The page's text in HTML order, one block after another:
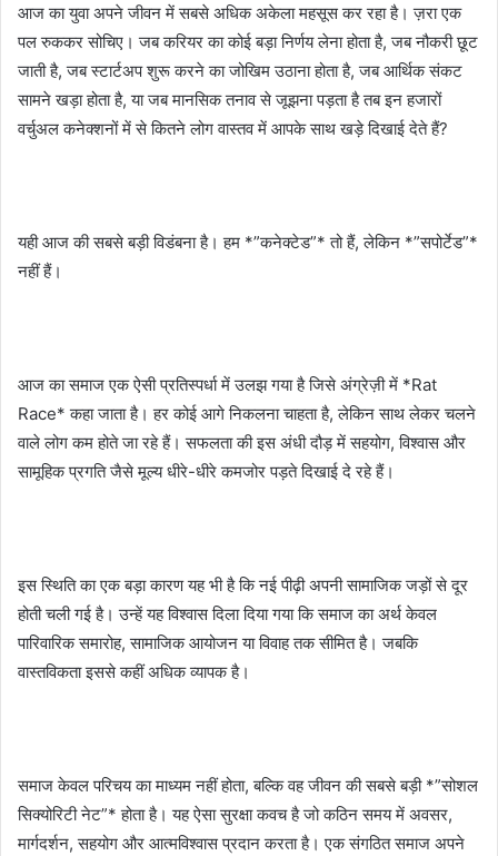
आज का युवा अपने जीवन में सबसे अधिक अकेला महसूस कर रहा है। ज़रा एक
पल रुककर सोचिए। जब करियर का कोई बड़ा निर्णय लेना होता है, जब नौकरी छूट
जाती है, जब स्टार्टअप शुरू करने का जोखिम उठाना होता है, जब आर्थिक संकट
सामने खड़ा होता है, या जब मानसिक तनाव से जूझना पड़ता है तब इन हजारों
वर्चुअल कनेक्शनों में से कितने लोग वास्तव में आपके साथ खड़े दिखाई देते हैं?
यही आज की सबसे बड़ी विडंबना है। हम *”कनेक्टेड”* तो हैं, लेकिन *”सपोर्टेड”*
नहीं हैं।
आज का समाज एक ऐसी प्रतिस्पर्धा में उलझ गया है जिसे अंग्रेज़ी में *Rat
Race* कहा जाता है। हर कोई आगे निकलना चाहता है, लेकिन साथ लेकर चलने
वाले लोग कम होते जा रहे हैं। सफलता की इस अंधी दौड़ में सहयोग, विश्वास और
सामूहिक प्रगति जैसे मूल्य धीरे-धीरे कमजोर पड़ते दिखाई दे रहे हैं।
इस स्थिति का एक बड़ा कारण यह भी है कि नई पीढ़ी अपनी सामाजिक जड़ों से दूर
होती चली गई है। उन्हें यह विश्वास दिला दिया गया कि समाज का अर्थ केवल
पारिवारिक समारोह, सामाजिक आयोजन या विवाह तक सीमित है। जबकि
वास्तविकता इससे कहीं अधिक व्यापक है।
समाज केवल परिचय का माध्यम नहीं होता, बल्कि वह जीवन की सबसे बड़ी *”सोशल
सिक्योरिटी नेट”* होता है। यह ऐसा सुरक्षा कवच है जो कठिन समय में अवसर,
मार्गदर्शन, सहयोग और आत्मविश्वास प्रदान करता है। एक संगठित समाज अपने